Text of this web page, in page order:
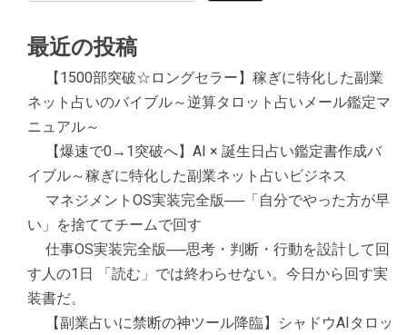
最近の投稿
【1500部突破☆ロングセラー】稼ぎに特化した副業
ネット占いのバイブル～逆算タロット占いメール鑑定マ
ニュアル～
【爆速で0→1突破へ】AI × 誕生日占い鑑定書作成バ
イブル～稼ぎに特化した副業ネット占いビジネス
マネジメントOS実装完全版──「自分でやった方が早
い」を捨ててチームで回す
仕事OS実装完全版──思考・判断・行動を設計して回
す人の1日 「読む」では終わらせない。今日から回す実
装書だ。
【副業占いに禁断の神ツール降臨】シャドウAIタロッ